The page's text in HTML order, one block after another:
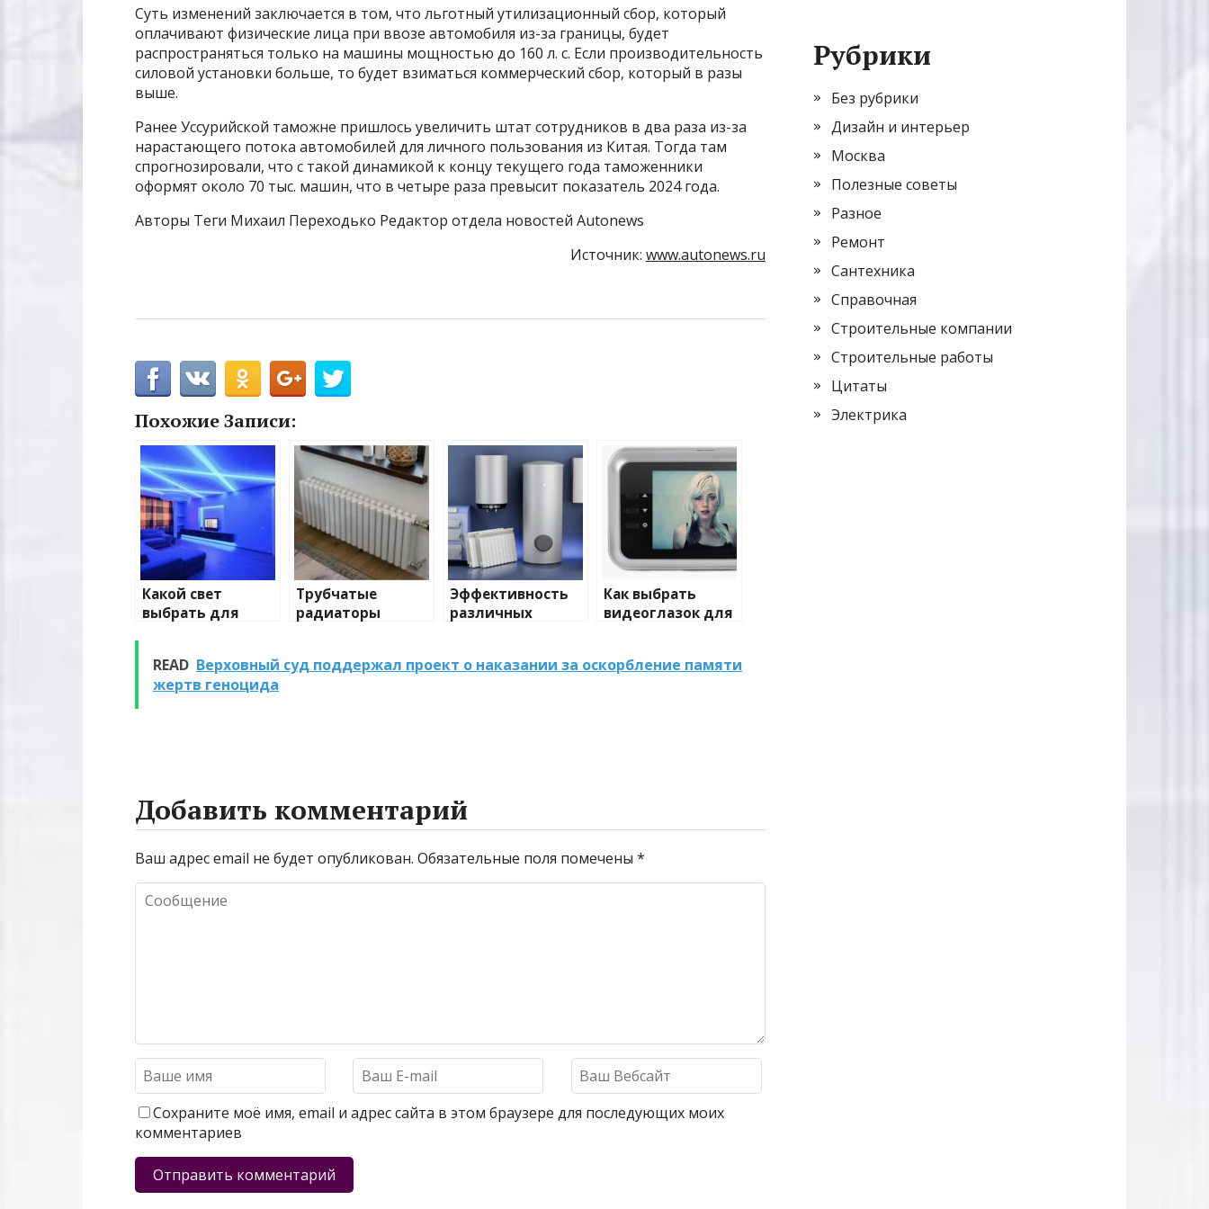
Суть изменений заключается в том, что льготный утилизационный сбор, который
оплачивают физические лица при ввозе автомобиля из-за границы, будет
распространяться только на машины мощностью до 160 л. с. Если производительность
силовой установки больше, то будет взиматься коммерческий сбор, который в разы
выше.
Ранее Уссурийской таможне пришлось увеличить штат сотрудников в два раза из-за
нарастающего потока автомобилей для личного пользования из Китая. Тогда там
спрогнозировали, что с такой динамикой к концу текущего года таможенники
оформят около 70 тыс. машин, что в четыре раза превысит показатель 2024 года.
Авторы Теги Михаил Переходько Редактор отдела новостей Autonews
Источник: www.autonews.ru
Похожие Записи:
Какой свет
выбрать для
Трубчатые
радиаторы
Эффективность
различных
очистке и
Как выбрать
видеоглазок для
READ Верховный суд поддержал проект о наказании за оскорбление памяти
жертв геноцида
Добавить комментарий
Ваш адрес email не будет опубликован. Обязательные поля помечены *
Сохраните моё имя, email и адрес сайта в этом браузере для последующих моих
комментариев
Рубрики
Без рубрики
Дизайн и интерьер
Москва
Полезные советы
Разное
Ремонт
Сантехника
Справочная
Строительные компании
Строительные работы
Цитаты
Электрика